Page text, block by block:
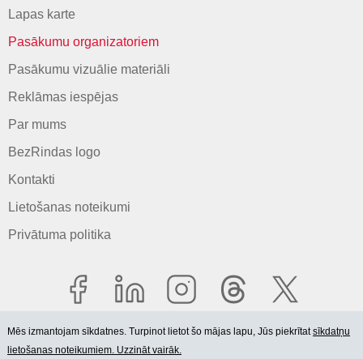
Lapas karte
Pasākumu organizatoriem
Pasākumu vizuālie materiāli
Reklāmas iespējas
Par mums
BezRindas logo
Kontakti
Lietošanas noteikumi
Privātuma politika
Mēs izmantojam sīkdatnes. Turpinot lietot šo mājas lapu, Jūs piekrītatsīkdatņu
lietošanas noteikumiem. Uzzināt vairāk.